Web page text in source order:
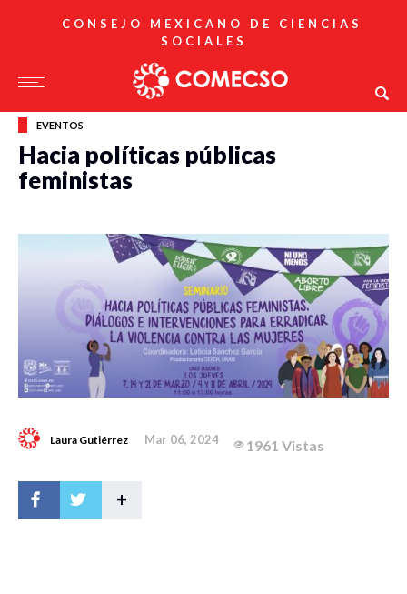
CONSEJO MEXICANO DE CIENCIAS
SOCIALES
EVENTOS
Hacia políticas públicas
feministas
Laura Gutiérrez Mar 06, 2024 1961 Vistas
+